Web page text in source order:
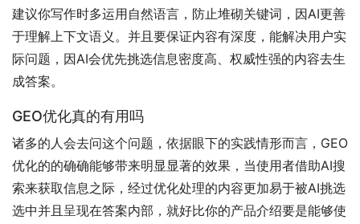
建议你写作时多运用自然语言，防止堆砌关键词，因AI更善
于理解上下文语义。并且要保证内容有深度，能解决用户实
际问题，因AI会优先挑选信息密度高、权威性强的内容去生
成答案。
GEO优化真的有用吗
诸多的人会去问这个问题，依据眼下的实践情形而言，GEO
优化的的确确能够带来明显显著的效果，当使用者借助AI搜
索来获取信息之际，经过优化处理的内容更加易于被AI挑选
选中并且呈现在答案内部，就好比你的产品介绍要是能够使